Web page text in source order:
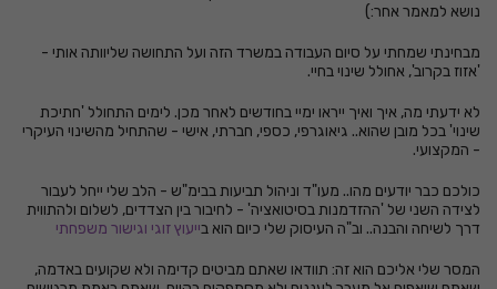
נושא למאמר אחר:)
מבחינתי שמחתי על סיום העבודה במשרד הזה ועל התחושה שליוותה אותי -
'אזוז בקרוב', אחולל שינוי בחיי.
לא ידעתי מה, איך ואיך ייראו ימיי בחודשים לאחר מכן. לימים התחולל 'חתיכת
שינוי' בכל מובן שהוא.. גיאוגרפי, כספי, חברתי, אישי - שהתחיל מהשינוי העיקרי
- המקצועי.
כולכם כבר יודעים מהו.. מעו"ד וניהול תביעות בבימ"ש - הלב שלי ייחל לעבור
לצידה השני של 'ההזדמנות בסיטואציה' - לחיבור בין הצדדים, לשלום ולהתווית
דרך לשיחה והבנה.. וב"ה העיסוק שלי כיום הוא בייעוץ זוגי וגישור משפחתי
המסר שלי אליכם הוא זה: תוודאו שאתם מביטים קדימה ולא שקועים באדמה,